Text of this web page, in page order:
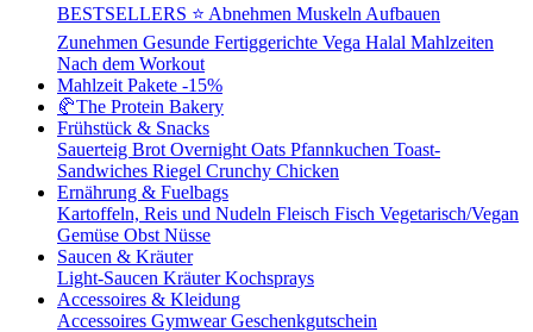
BESTSELLERS ⭐ Abnehmen Muskeln Aufbauen
Zunehmen Gesunde Fertiggerichte Vega Halal Mahlzeiten
Nach dem Workout
Mahlzeit Pakete -15%
🥐The Protein Bakery
Frühstück & Snacks
Sauerteig Brot Overnight Oats Pfannkuchen Toast-
Sandwiches Riegel Crunchy Chicken
Ernährung & Fuelbags
Kartoffeln, Reis und Nudeln Fleisch Fisch Vegetarisch/Vegan
Gemüse Obst Nüsse
Saucen & Kräuter
Light-Saucen KräuterKochsprays
Accessoires & Kleidung
Accessoires GymwearGeschenkgutschein